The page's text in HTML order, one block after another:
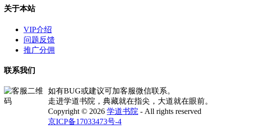
关于本站
VIP介绍
问题反馈
推广分佣
联系我们
如有BUG或建议可加客服微信联系。
走进学道书院，典藏就在指尖，大道就在眼前。
Copyright © 2026 学道书院 - All rights reserved
京ICP备17033473号-4